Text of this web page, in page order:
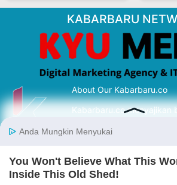
KABARBARU
About Our Kabarbaru.co
Kabarbaru.co menyajikan
serta terverifikasi dari
Follow Kabarbaru